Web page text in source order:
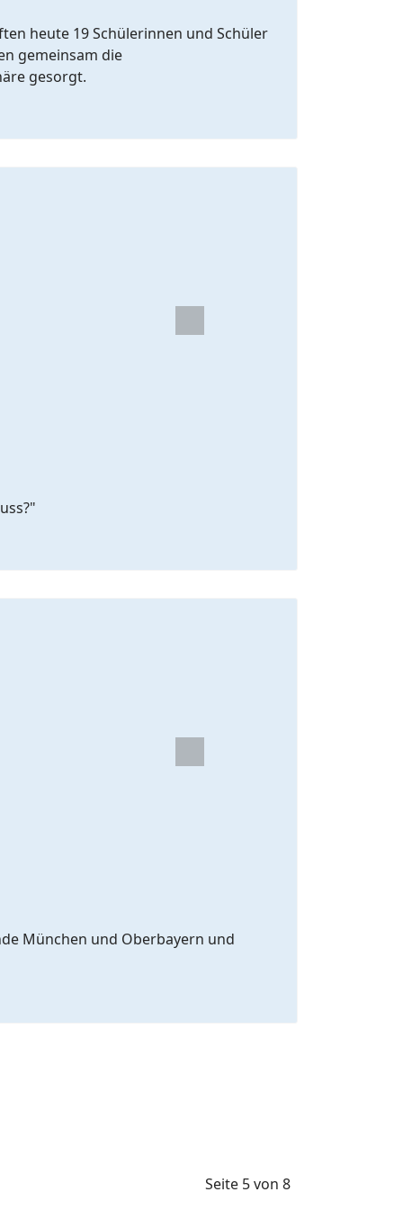
heute 19 Schülerinnen und Schüler
gemeinsam die
gesorgt.
München und Oberbayern und
Seite 5 von 8